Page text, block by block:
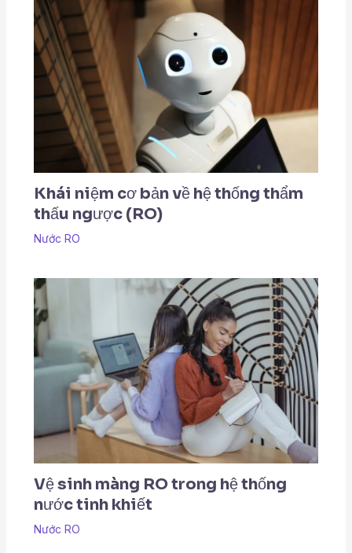
Khái niệm cơ bản về hệ thống thẩm
thấu ngược (RO)
Nước RO
Vệ sinh màng RO trong hệ thống
nước tinh khiết
Nước RO